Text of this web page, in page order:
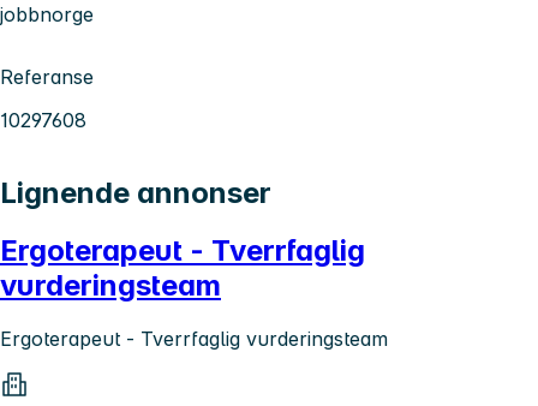
jobbnorge
Referanse
10297608
Lignende annonser
Ergoterapeut - Tverrfaglig
vurderingsteam
Ergoterapeut - Tverrfaglig vurderingsteam